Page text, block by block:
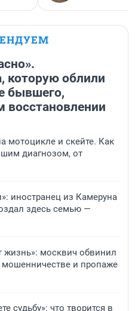
которую облили
бывшего,
восстановлении
мотоцикле и скейте. Как
диагнозом, от
иностранец из Камеруна
здесь семью —
жизнь»: москвич обвинил
мошенничестве и пропаже
судьбу»: что творится в